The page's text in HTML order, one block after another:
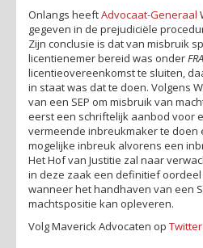
Onlangs heeftAdvocaat-Generaal
gegeven in de prejudiciële
Zijn conclusie is dat van misbruik
licentienemer bereid was onder
licentieovereenkomst te sluiten,
in staat was dat te doen. Volgens
van een SEP om misbruik van
eerst een schriftelijk aanbod voor
vermeende inbreukmaker te doen
mogelijke inbreuk alvorens een
Het Hof van Justitie zal naar
in deze zaak een definitief
wanneer het handhaven van een
machtspositie kan opleveren.
Volg Maverick Advocaten op Twitter